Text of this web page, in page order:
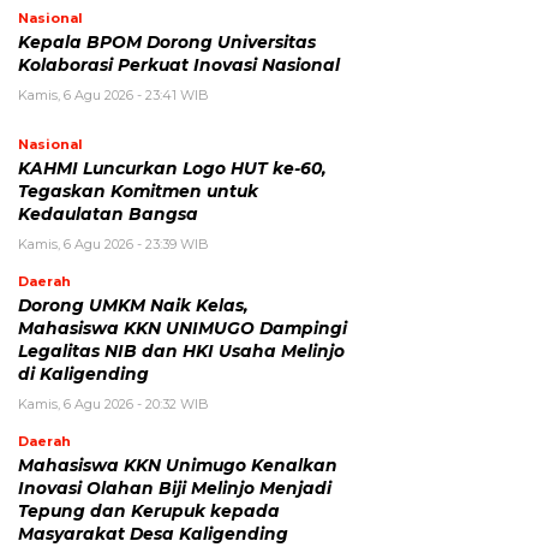
Nasional
Kepala BPOM Dorong Universitas
Kolaborasi Perkuat Inovasi Nasional
Kamis, 6 Agu 2026 - 23:41 WIB
Nasional
KAHMI Luncurkan Logo HUT ke-60,
Tegaskan Komitmen untuk
Kedaulatan Bangsa
Kamis, 6 Agu 2026 - 23:39 WIB
Daerah
Dorong UMKM Naik Kelas,
Mahasiswa KKN UNIMUGO Dampingi
Legalitas NIB dan HKI Usaha Melinjo
di Kaligending
Kamis, 6 Agu 2026 - 20:32 WIB
Daerah
Mahasiswa KKN Unimugo Kenalkan
Inovasi Olahan Biji Melinjo Menjadi
Tepung dan Kerupuk kepada
Masyarakat Desa Kaligending